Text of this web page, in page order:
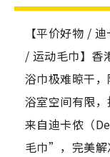
【平价好物 /
/ 运动毛巾】香
浴巾极难晾干
浴室空间有限
来自迪卡侬（
毛巾”，完美解